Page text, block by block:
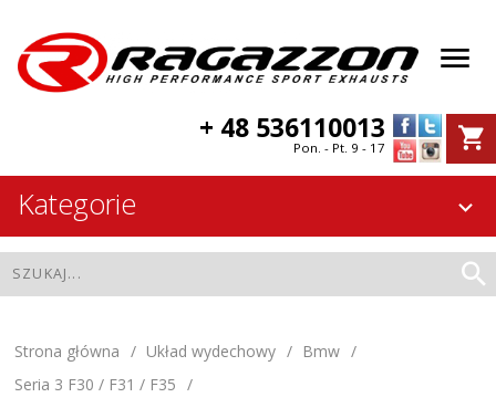
+ 48 536110013
Pon. - Pt. 9 - 17
Kategorie
Strona główna Układ wydechowy
Bmw
Seria 3 F30 / F31 / F35